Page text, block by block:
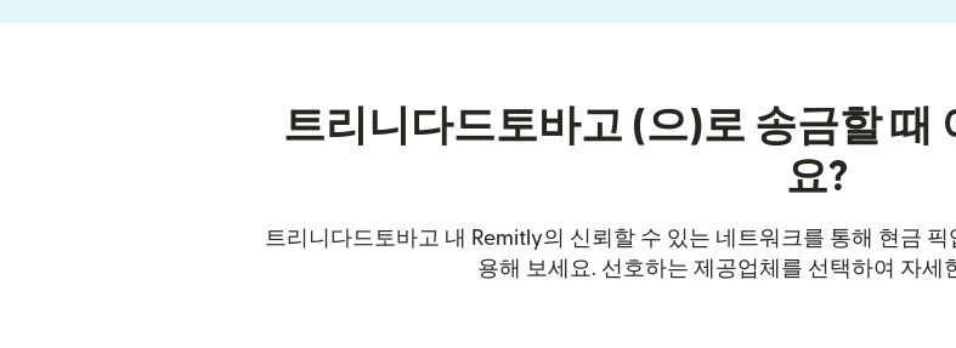
트리니다드토바고 (으)로 송금할 때
요?
트리니다드토바고 내 Remitly의 신뢰할 수 있는 네트워크를 통해 현금 픽
용해 보세요. 선호하는 제공업체를 선택하여 자세